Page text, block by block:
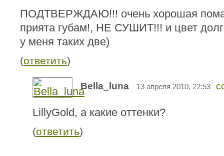
ПОДТВЕРЖДАЮ!!! очень хорошая
прията губам!, НЕ СУШИТ!!! и цвет
у меня таких две)
(ответить)
Bella_luna 13 апреля 2010, 22:53
LillyGold, а какие оттенки?
(ответить)